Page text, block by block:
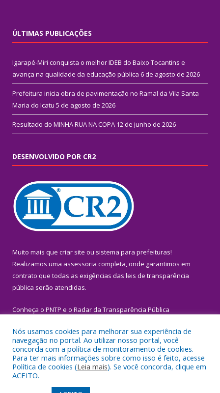
ÚLTIMAS PUBLICAÇÕES
Igarapé-Miri conquista o melhor IDEB do Baixo Tocantins e
avança na qualidade da educação pública 6 de agosto de 2026
Prefeitura inicia obra de pavimentação no Ramal da Vila Santa
Maria do Icatu 5 de agosto de 2026
Resultado do MINHA RUA NA COPA 12 de junho de 2026
DESENVOLVIDO POR CR2
Muito mais que criar site ou sistema para prefeituras!
Realizamos uma assessoria completa, onde garantimos em
contrato que todas as exigências das leis de transparência
pública serão atendidas.
Conheça o PNTP e o Radar da Transparência Pública
Todos os direitos reservados a Prefeitura Municipal de Igarapé-
Miri.
Nós usamos cookies para melhorar sua experiência de
navegação no portal. Ao utilizar nosso portal, você
concorda com a política de monitoramento de cookies.
Para ter mais informações sobre como isso é feito, acesse
Política de cookies (Leia mais). Se você concorda, clique em
ACEITO.